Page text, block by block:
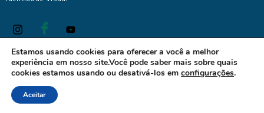
Defensoria Pública do Estado da Paraíba Sede Administrativa:
Rua Deputado Barreto Sobrinho, 168 - Tambiá, João Pessoa -
Estamos usando cookies para oferecer a você a melhor
experiência em nosso site.Você pode saber mais sobre quais
cookies estamos usando ou desativá-los em configurações.
Aceitar